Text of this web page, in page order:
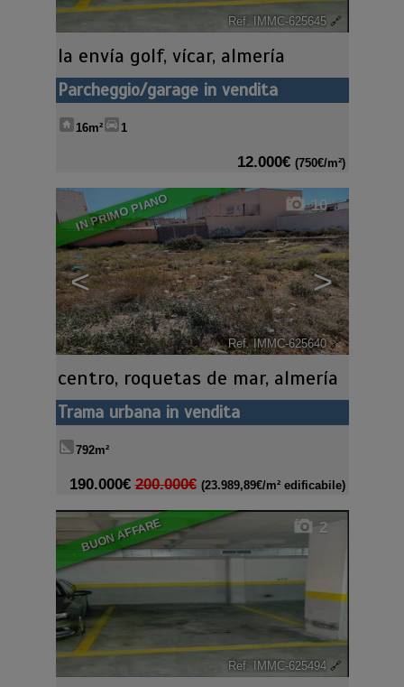
Ref. IMMC-625645 🔗
la envía golf, vícar, almería
Parcheggio/garage in vendita
16m² 1
12.000€ (750€/m²)
IN PRIMO PIANO
< >
10
Ref. IMMC-625640 🔗
centro, roquetas de mar, almería
Trama urbana in vendita
792m²
190.000€ 200.000€ (23.989,89€/m² edificabile)
BUON AFFARE 2
Ref. IMMC-625494 🔗